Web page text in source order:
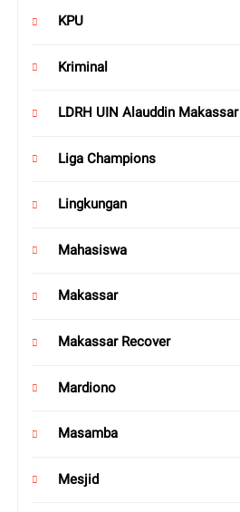
KPU
Kriminal
LDRH UIN Alauddin Makassar
Liga Champions
Lingkungan
Mahasiswa
Makassar
Makassar Recover
Mardiono
Masamba
Mesjid